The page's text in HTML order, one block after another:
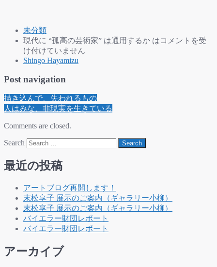
未分類
現代に “孤高の芸術家” は通用するか はコメントを受
け付けていません
Shingo Hayamizu
Post navigation
描き込んで、失われるもの
人はみな、非現実を生きている
Comments are closed.
Search
最近の投稿
アートブログ再開します！
末松享子 展示のご案内（ギャラリー小柳）
末松享子 展示のご案内（ギャラリー小柳）
バイエラー財団レポート
バイエラー財団レポート
アーカイブ